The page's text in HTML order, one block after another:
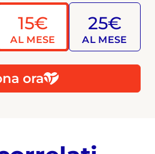
15€
AL MESE
25€
AL MESE
ora